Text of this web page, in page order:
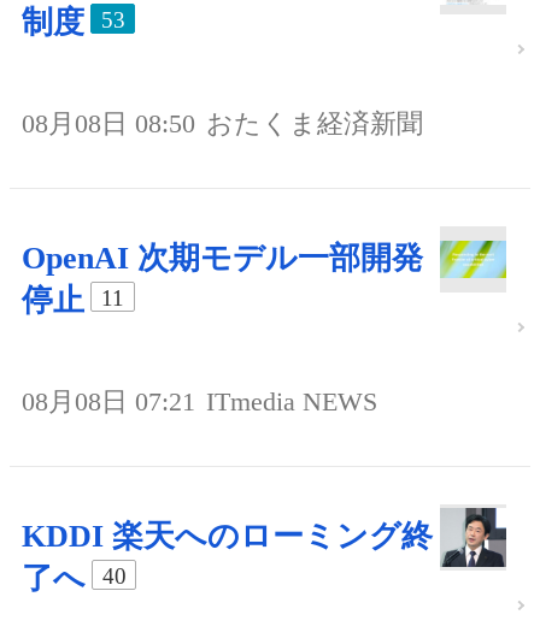
制度
53
08月08日 08:50 おたくま経済新聞
OpenAI 次期モデル一部開発
停止
11
08月08日 07:21 ITmedia NEWS
KDDI 楽天へのローミング終
了へ
40